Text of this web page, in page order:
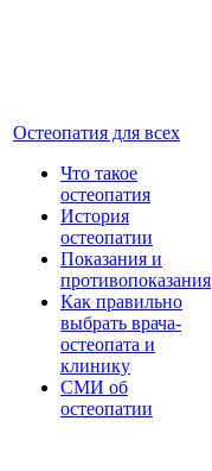
Остеопатия для всех
Что такое
остеопатия
История
остеопатии
Показания и
противопоказания
Как правильно
выбрать врача-
остеопата и
клинику
СМИ об
остеопатии